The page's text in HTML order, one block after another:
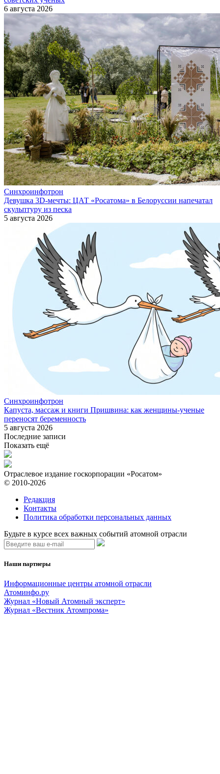
6 августа 2026
Синхроинфотрон
Девушка 3D-мечты: ЦАТ «Росатома» в Белоруссии напечатал
скульптуру из песка
5 августа 2026
Синхроинфотрон
Капуста, массаж и книги Пришвина: как женщины-ученые
переносят беременность
5 августа 2026
Последние записи
Показать ещё
Отраслевое издание госкорпорации «Росатом»
© 2010-2026
Редакция
Контакты
Политика обработки персональных данных
Будьте в курсе всех важных событий атомной отрасли
Наши партнеры
Информационные центры атомной отрасли
Атоминфо.ру
Журнал «Новый Атомный эксперт»
Журнал «Вестник Атомпрома»